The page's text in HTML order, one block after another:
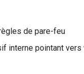
de pare-feu
interne pointant